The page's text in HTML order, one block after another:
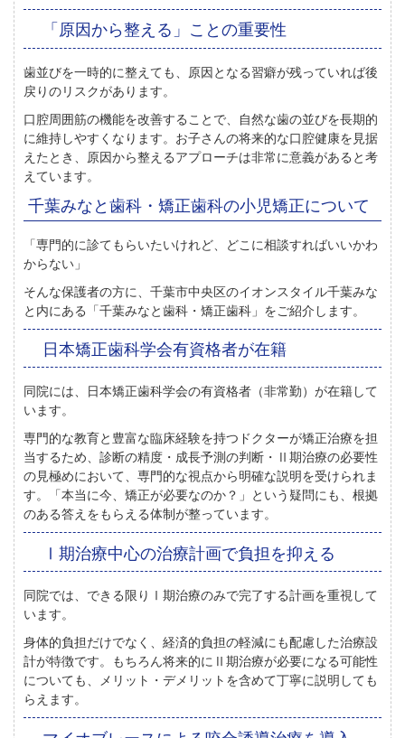
「原因から整える」ことの重要性
歯並びを一時的に整えても、原因となる習癖が残っていれば後
戻りのリスクがあります。
口腔周囲筋の機能を改善することで、自然な歯の並びを長期的
に維持しやすくなります。お子さんの将来的な口腔健康を見据
えたとき、原因から整えるアプローチは非常に意義があると考
えています。
千葉みなと歯科・矯正歯科の小児矯正について
「専門的に診てもらいたいけれど、どこに相談すればいいかわ
からない」
そんな保護者の方に、千葉市中央区のイオンスタイル千葉みな
と内にある「千葉みなと歯科・矯正歯科」をご紹介します。
日本矯正歯科学会有資格者が在籍
同院には、日本矯正歯科学会の有資格者（非常勤）が在籍して
います。
専門的な教育と豊富な臨床経験を持つドクターが矯正治療を担
当するため、診断の精度・成長予測の判断・Ⅱ期治療の必要性
の見極めにおいて、専門的な視点から明確な説明を受けられま
す。「本当に今、矯正が必要なのか？」という疑問にも、根拠
のある答えをもらえる体制が整っています。
Ⅰ期治療中心の治療計画で負担を抑える
同院では、できる限りⅠ期治療のみで完了する計画を重視して
います。
身体的負担だけでなく、経済的負担の軽減にも配慮した治療設
計が特徴です。もちろん将来的にⅡ期治療が必要になる可能性
についても、メリット・デメリットを含めて丁寧に説明しても
らえます。